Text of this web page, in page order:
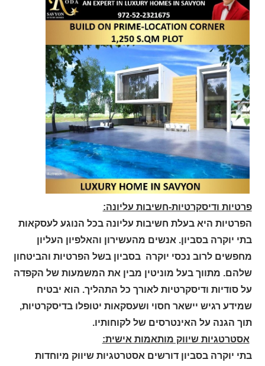
פרטיות ודיסקרטיות-חשיבות עליונה:
הפרטיות היא בעלת חשיבות עליונה בכל הנוגע לעסקאות
בתי יוקרה בסביון. אנשים מהעשירון והאלפיון העליון
מחפשים לרוב נכסי יוקרה בסביון בשל הפרטיות והביטחון
שלהם. מתווך בעל מוניטין מבין את המשמעות של הקפדה
על סודיות ודיסקרטיות לאורך כל התהליך. הוא יבטיח
שמידע רגיש יישאר חסוי ושעסקאות יטופלו בדיסקרטיות,
תוך הגנה על האינטרסים של לקוחותיו.
אסטרטגיות שיווק מותאמות אישית:
בתי יוקרה בסביון דורשים אסטרטגיות שיווק מיוחדות